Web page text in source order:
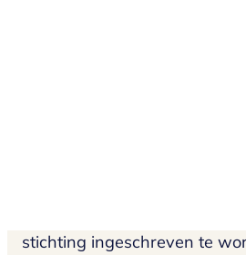
Het
van een
Een stichting dient opgericht
notaris aan de hand van
mag door één of meer
worden. Naast de
stichting ingeschreven te